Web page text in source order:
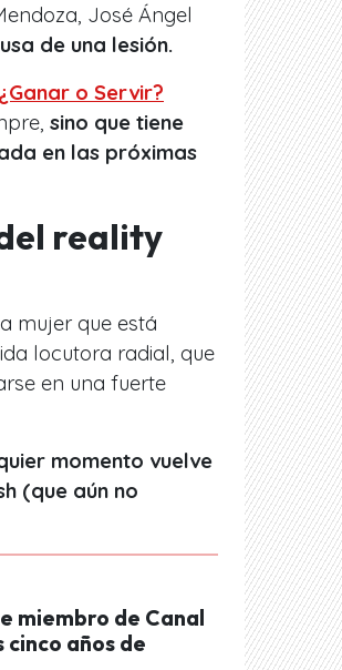
José Ángel
de una lesión.
o Servir?
sino que tiene
en las próximas
reality
mujer que está
locutora radial, que
en una fuerte
momento vuelve
(que aún no
miembro de Canal
años de